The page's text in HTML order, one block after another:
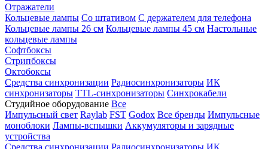
Отражатели
Кольцевые лампы Со штативом С держателем для телефона
Кольцевые лампы 26 см Кольцевые лампы 45 см Настольные
кольцевые лампы
Софтбоксы
Стрипбоксы
Октобоксы
Средства синхронизации Радиосинхронизаторы ИК
синхронизаторы TTL-синхронизаторы Синхрокабели
Студийное оборудование Все
Импульсный свет Raylab FST Godox Все бренды Импульсные
моноблоки Лампы-вспышки Аккумуляторы и зарядные
устройства
Средства синхронизации Радиосинхронизаторы ИК